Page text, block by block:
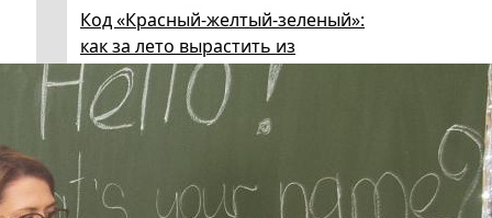
Код «Красный-желтый-зеленый»:
как за лето вырастить из
ребенка эксперта по личной
безопасности
6 августа 2026
Эксперт НГПУ объяснил, как
выбрать «умные» очки и как ими